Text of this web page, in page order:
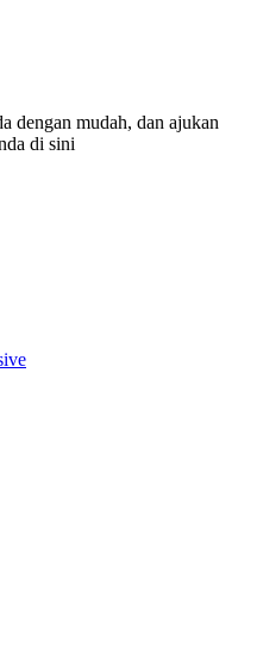
dengan mudah, dan ajukan
di sini